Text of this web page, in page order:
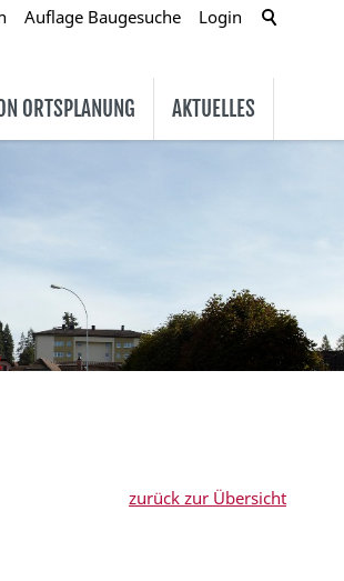
Auflage Baugesuche Login
ORTSPLANUNG AKTUELLES
zurück zur Übersicht